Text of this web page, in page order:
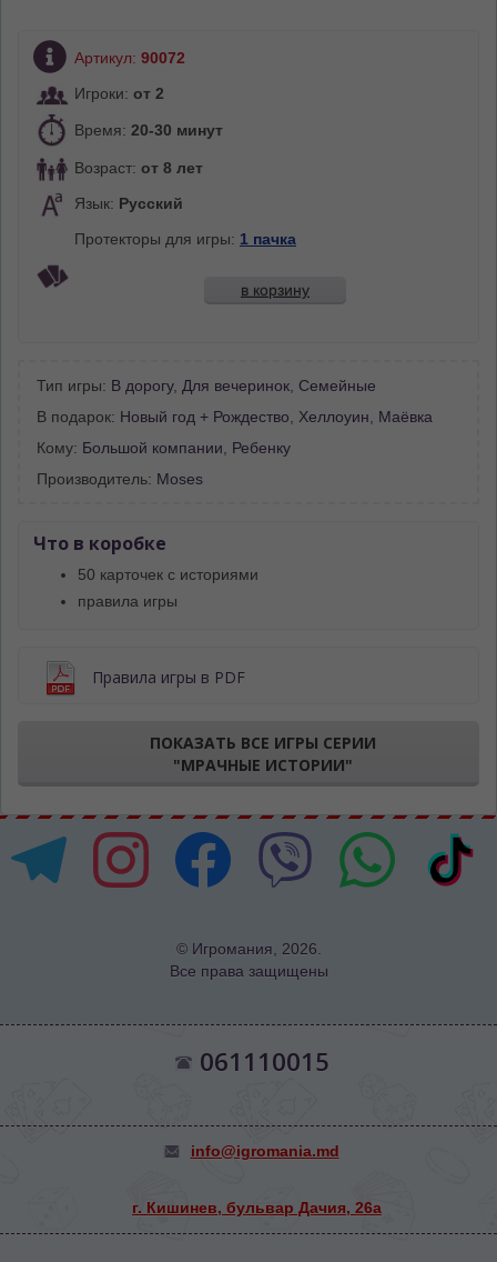
Артикул: 90072
Игроки: от 2
Время: 20-30 минут
Возраст: от 8 лет
Язык: Русский
Протекторы для игры: 1 пачка
в корзину
Тип игры: В дорогу, Для вечеринок, Семейные
В подарок: Новый год + Рождество, Хеллоуин, Маёвка
Кому: Большой компании, Ребенку
Производитель: Moses
Что в коробке
50 карточек с историями
правила игры
Правила игры в PDF
ПОКАЗАТЬ ВСЕ ИГРЫ СЕРИИ
"МРАЧНЫЕ ИСТОРИИ"
© Игромания, 2026.
Все права защищены
061110015
info@igromania.md
г. Кишинев, бульвар Дачия, 26а